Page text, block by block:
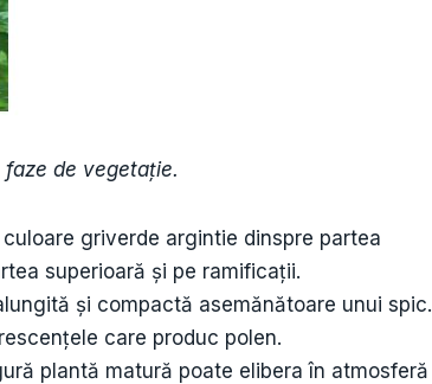
de vegetație.
griverde argintie dinspre partea
superioară și pe ramificații.
și compactă asemănătoare unui spic.
care produc polen.
plantă matură poate elibera în atmosferă